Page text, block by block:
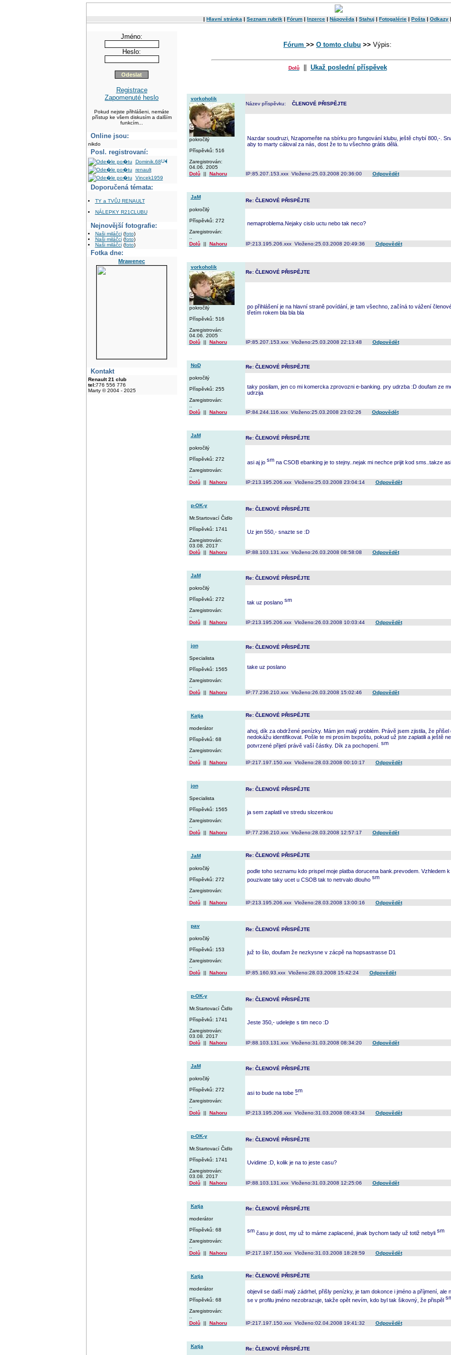
| Hlavní stránka | Seznam rubrik | Fórum | Inzerce | Nápověda | Stahuj | Fotogalérie | Pošta | Odkazy |
Jméno:
Heslo:
Registrace
Zapomenuté heslo
Pokud nejste přihlášeni, nemáte
přístup ke všem diskusím a dalším
funkcím...
Online jsou:
nikdo
Posl. registrovaní:
Dominik.68
renault
Vincek1959
Doporučená témata:
TY a TVŮJ RENAULT
NÁLEPKY R21CLUBU
Nejnovější fotografie:
Naši miláčci(foto)
Naši miláčci(foto)
Naši miláčci(foto)
Fotka dne:
Mrawenec
Kontakt
Renault 21 club
tel:776 556 776
Marty © 2004 - 2025
Fórum >> O tomto clubu >> Výpis:
Dolů|| Ukaž poslední příspěvek
vorkoholik
pokročilý
Příspěvků: 516
Zaregistrován:
04.06. 2005
Název příspěvku: ČLENOVÉ PŘISPĚJTE
Nazdar soudruzi, Nzapomeňte na sbírku pro fungování klubu, ještě chybí 800,-.
aby to marty cáloval za nás, dost že to tu všechno grátis dělá.
Dolů|| Nahoru IP:85.207.153.xxx Vloženo:25.03.2008 20:36:00 Odpovědět
JaM
pokročilý
Příspěvků: 272
Zaregistrován:
Re: ČLENOVÉ PŘISPĚJTE
nemaproblema.Nejaky cislo uctu nebo tak neco?
Dolů|| Nahoru IP:213.195.206.xxx Vloženo:25.03.2008 20:49:36 Odpovědět
vorkoholik
pokročilý
Příspěvků: 516
Zaregistrován:
04.06. 2005
Re: ČLENOVÉ PŘISPĚJTE
po přihlášení je na hlavní straně povídání, je tam všechno, začíná to vážení
třetím rokem bla bla bla
Dolů|| Nahoru IP:85.207.153.xxx Vloženo:25.03.2008 22:13:48 Odpovědět
NoD
pokročilý
Příspěvků: 255
Zaregistrován:
Re: ČLENOVÉ PŘISPĚJTE
taky posilam, jen co mi komercka zprovozni e-banking. pry udrzba :D doufam ze
udrzija
Dolů|| Nahoru IP:84.244.116.xxx Vloženo:25.03.2008 23:02:26 Odpovědět
JaM
pokročilý
Příspěvků: 272
Zaregistrován:
Re: ČLENOVÉ PŘISPĚJTE
asi aj jo na CSOB ebanking je to stejny..nejak mi nechce prijit kod sms..takze
Dolů|| Nahoru IP:213.195.206.xxx Vloženo:25.03.2008 23:04:14 Odpovědět
p-OK-y
Mr.Startovací Čidlo
Příspěvků: 1741
Zaregistrován:
03.08. 2017
Re: ČLENOVÉ PŘISPĚJTE
Uz jen 550,- snazte se :D
Dolů|| Nahoru IP:88.103.131.xxx Vloženo:26.03.2008 08:58:08 Odpovědět
JaM
pokročilý
Příspěvků: 272
Zaregistrován:
Re: ČLENOVÉ PŘISPĚJTE
tak uz poslano
Dolů|| Nahoru IP:213.195.206.xxx Vloženo:26.03.2008 10:03:44 Odpovědět
jon
Specialista
Příspěvků: 1565
Zaregistrován:
Re: ČLENOVÉ PŘISPĚJTE
take uz poslano
Dolů|| Nahoru IP:77.236.210.xxx Vloženo:26.03.2008 15:02:46 Odpovědět
Katja
moderátor
Příspěvků: 68
Zaregistrován:
Re: ČLENOVÉ PŘISPĚJTE
ahoj, dík za obdržené penízky. Mám jen malý problém. Právě jsem zjistila, že přišel
nedokážu identifikovat. Pošle te mi prosím bxpoštu, pokud už jste zaplatili a ještě
potvrzené přijetí právě vaší částky. Dík za pochopení.
Dolů|| Nahoru IP:217.197.150.xxx Vloženo:28.03.2008 00:10:17 Odpovědět
jon
Specialista
Příspěvků: 1565
Zaregistrován:
Re: ČLENOVÉ PŘISPĚJTE
ja sem zaplatil ve stredu slozenkou
Dolů|| Nahoru IP:77.236.210.xxx Vloženo:28.03.2008 12:57:17 Odpovědět
JaM
pokročilý
Příspěvků: 272
Zaregistrován:
Re: ČLENOVÉ PŘISPĚJTE
podle toho seznamu kdo prispel moje platba dorucena bank.prevodem. Vzhledem
pouzivate taky ucet u CSOB tak to netrvalo dlouho
Dolů|| Nahoru IP:213.195.206.xxx Vloženo:28.03.2008 13:00:16 Odpovědět
pav
pokročilý
Příspěvků: 153
Zaregistrován:
Re: ČLENOVÉ PŘISPĚJTE
juž to šlo, doufam že nezkysne v zácpě na hopsastrasse D1
Dolů|| Nahoru IP:85.160.93.xxx Vloženo:28.03.2008 15:42:24 Odpovědět
p-OK-y
Mr.Startovací Čidlo
Příspěvků: 1741
Zaregistrován:
03.08. 2017
Re: ČLENOVÉ PŘISPĚJTE
Jeste 350,- udelejte s tim neco :D
Dolů|| Nahoru IP:88.103.131.xxx Vloženo:31.03.2008 08:34:20 Odpovědět
JaM
pokročilý
Příspěvků: 272
Zaregistrován:
Re: ČLENOVÉ PŘISPĚJTE
asi to bude na tobe
Dolů|| Nahoru IP:213.195.206.xxx Vloženo:31.03.2008 08:43:34 Odpovědět
p-OK-y
Mr.Startovací Čidlo
Příspěvků: 1741
Zaregistrován:
03.08. 2017
Re: ČLENOVÉ PŘISPĚJTE
Uvidime :D, kolik je na to jeste casu?
Dolů|| Nahoru IP:88.103.131.xxx Vloženo:31.03.2008 12:25:06 Odpovědět
Katja
moderátor
Příspěvků: 68
Zaregistrován:
Re: ČLENOVÉ PŘISPĚJTE
času je dost, my už to máme zaplacené, jinak bychom tady už totiž nebyli
Dolů|| Nahoru IP:217.197.150.xxx Vloženo:31.03.2008 18:28:59 Odpovědět
Katja
moderátor
Příspěvků: 68
Zaregistrován:
Re: ČLENOVÉ PŘISPĚJTE
objevil se další malý zádrhel, přišly penízky, je tam dokonce i jméno a příjmení, ale
se v profilu jméno nezobrazuje, takže opět nevím, kdo byl tak šikovný, že přispěl
Dolů|| Nahoru IP:217.197.150.xxx Vloženo:02.04.2008 19:41:32 Odpovědět
Katja Re: ČLENOVÉ PŘISPĚJTE